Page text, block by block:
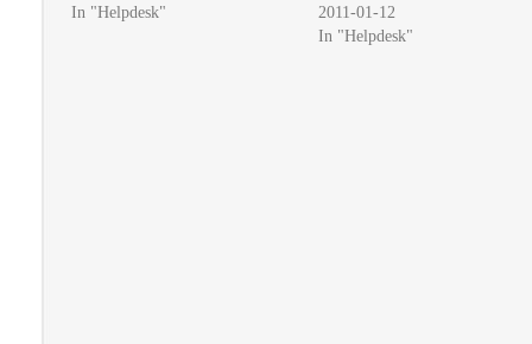
In "Helpdesk"
2011-01-12
In "Helpdesk"